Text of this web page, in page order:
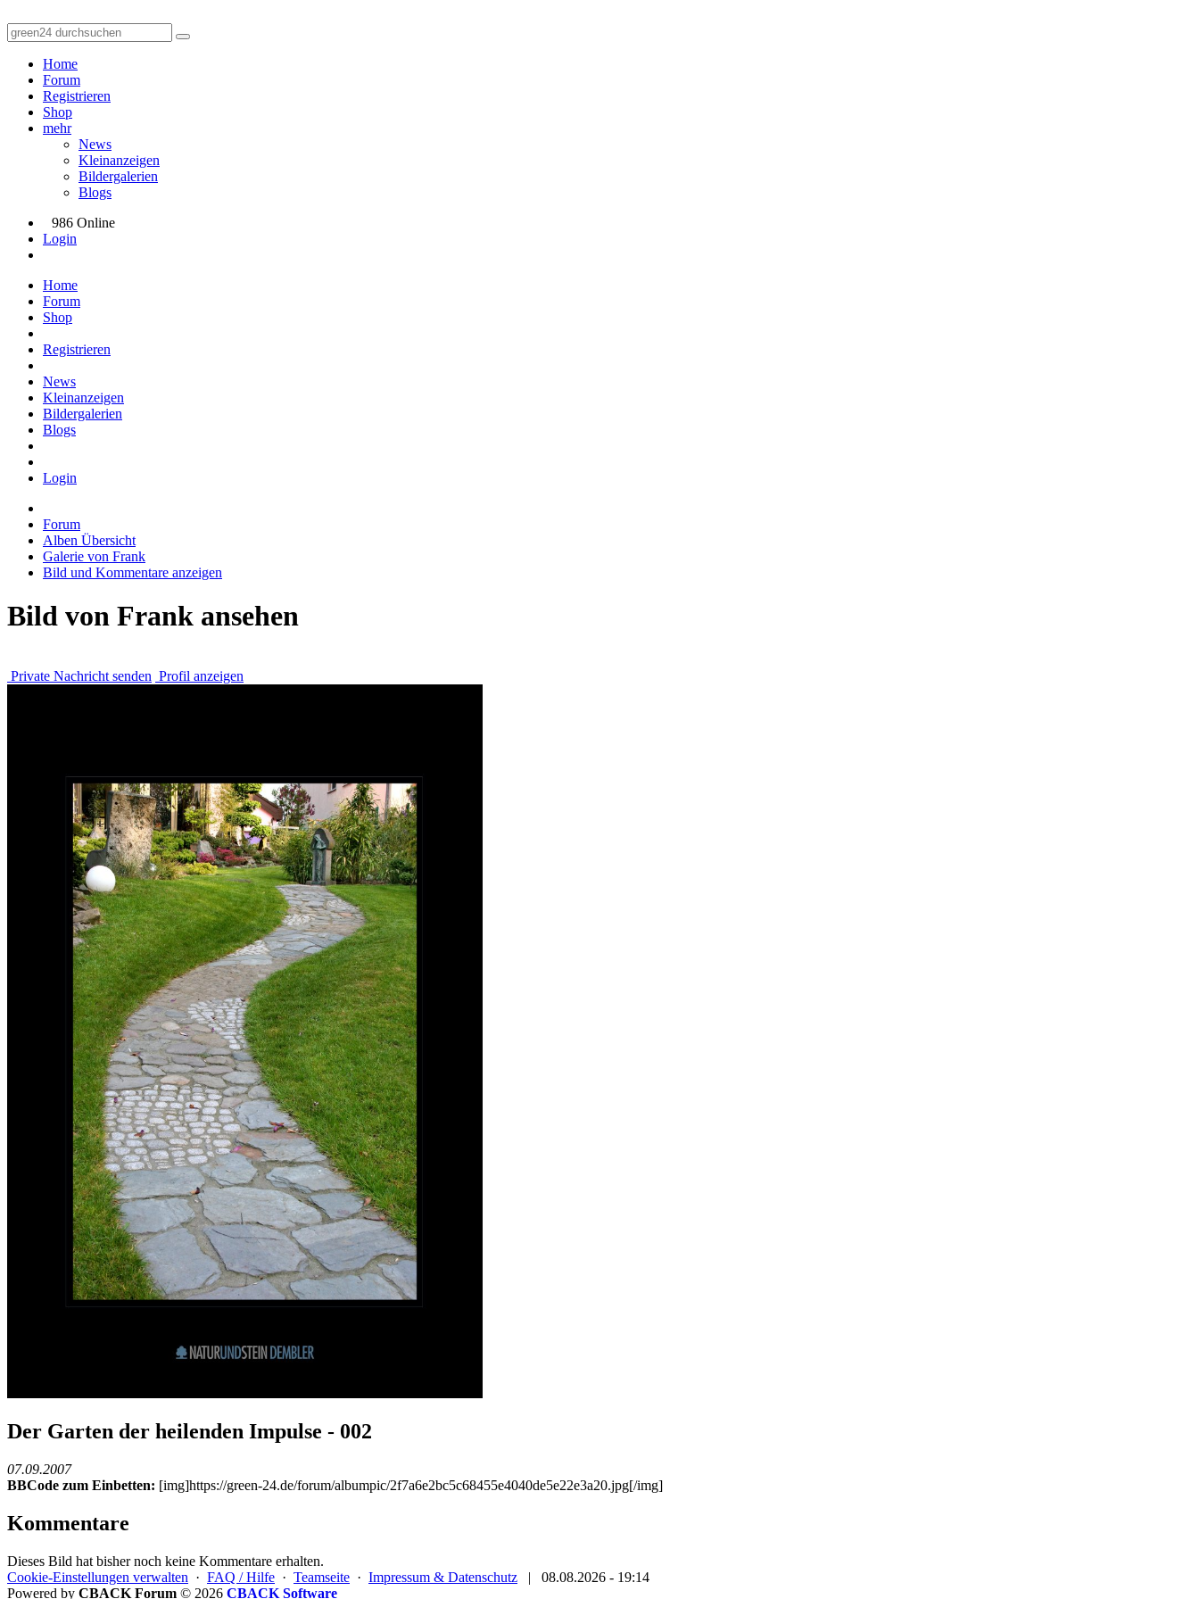
Home
Forum
Registrieren
Shop
mehr
News
Kleinanzeigen
Bildergalerien
Blogs
986 Online
Login
Home
Forum
Shop
Registrieren
News
Kleinanzeigen
Bildergalerien
Blogs
Login
Forum
Alben Übersicht
Galerie von Frank
Bild und Kommentare anzeigen
Bild von Frank ansehen
Private Nachricht senden Profil anzeigen
Der Garten der heilenden Impulse - 002
07.09.2007
BBCode zum Einbetten: [img]https://green-24.de/forum/albumpic/2f7a6e2bc5c68455e4040de5e22e3a20.jpg[/img]
Kommentare
Dieses Bild hat bisher noch keine Kommentare erhalten.
Cookie-Einstellungen verwalten · FAQ / Hilfe · Teamseite · Impressum & Datenschutz |
08.08.2026 - 19:14
Powered by CBACK Forum © 2026 CBACK Software